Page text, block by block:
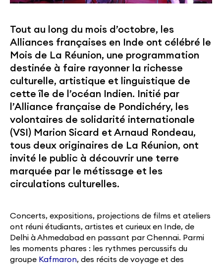
Tout au long du mois d’octobre, les
Alliances françaises en Inde ont célébré le
Mois de La Réunion, une programmation
destinée à faire rayonner la richesse
culturelle, artistique et linguistique de
cette île de l’océan Indien. Initié par
l’Alliance française de Pondichéry, les
volontaires de solidarité internationale
(VSI) Marion Sicard et Arnaud Rondeau,
tous deux originaires de La Réunion, ont
invité le public à découvrir une terre
marquée par le métissage et les
circulations culturelles.
Concerts, expositions, projections de films et ateliers
ont réuni étudiants, artistes et curieux en Inde, de
Delhi à Ahmedabad en passant par Chennai. Parmi
les moments phares : les rythmes percussifs du
groupe Kafmaron, des récits de voyage et des